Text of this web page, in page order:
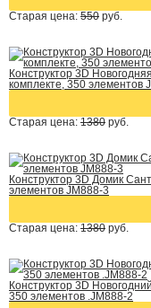
Старая цена: 550 руб.
Конструктор 3D
комплекте, 350 элементов
Старая цена: 1380 руб.
Конструктор 3D Домик
элементов JM888-3
Старая цена: 1380 руб.
Конструктор 3D
350 элементов .JM888-2